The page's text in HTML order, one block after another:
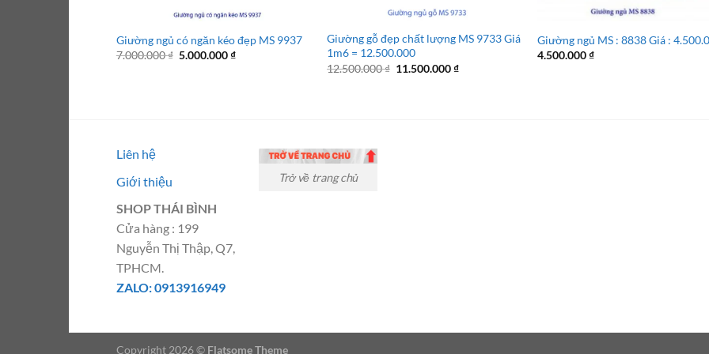
Giường ngủ có ngăn kéo đẹp MS 9937
7.000.000₫ Giá
5.000.000₫Giá
Giường gỗ đẹp chất lượng MS 9733 Giá
1m6 = 12.500.000
12.500.000₫ Giá
11.500.000₫Giá
Giường ngủ MS : 8838 Giá :
4.500.000₫
Liên hệ
Giới thiệu
SHOP THÁI BÌNH
Cửa hàng : 199
Nguyễn Thị Thập, Q7,
TPHCM.
ZALO: 0913916949
Trở về trang chủ
Copyright 2026 © Flatsome Theme